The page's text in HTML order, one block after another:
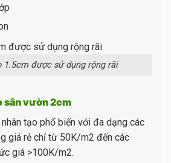
1.5cm được sử dụng rộng rãi
sân vườn 2cm
tạo phổ biến với đa dạng các
giá rẻ chỉ từ 50K/m2 đến các
giá >100K/m2.